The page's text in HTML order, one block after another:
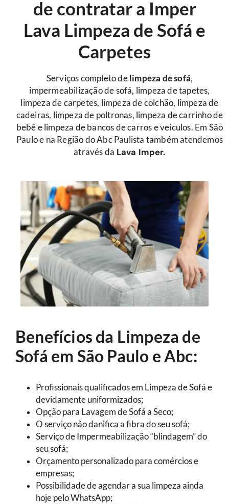
de contratar a Imper
Lava Limpeza de Sofá e
Carpetes
Serviços completo de limpeza de sofá,
impermeabilização de sofá, limpeza de tapetes,
limpeza de carpetes, limpeza de colchão, limpeza de
cadeiras, limpeza de poltronas, limpeza de carrinho de
bebê e limpeza de bancos de carros e veículos. Em São
Paulo e na Região do Abc Paulista também atendemos
através da Lava Imper.
Benefícios da Limpeza de
Sofá em São Paulo e Abc:
Profissionais qualificados em Limpeza de Sofá e
devidamente uniformizados;
Opção para Lavagem de Sofá a Seco;
O serviço não danifica a fibra do seu sofá;
Serviço de Impermeabilização “blindagem” do
seu sofá;
Orçamento personalizado para comércios e
empresas;
Possibilidade de agendar a sua limpeza ainda
hoje pelo WhatsApp;